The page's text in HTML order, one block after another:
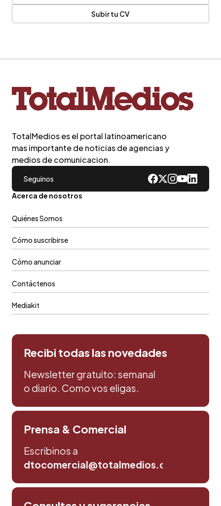
Subir tu CV
TotalMedios es el portal latinoamericano
mas importante de noticias de agencias y
medios de comunicacion.
Seguinos
Acerca de nosotros
Quiénes Somos
Cómo suscribirse
Cómo anunciar
Contáctenos
Mediakit
Recibi todas las novedades
Newsletter gratuito: semanal
o diario. Como vos eligas.
Prensa & Comercial
Escribinos a
dtocomercial@totalmedios.com